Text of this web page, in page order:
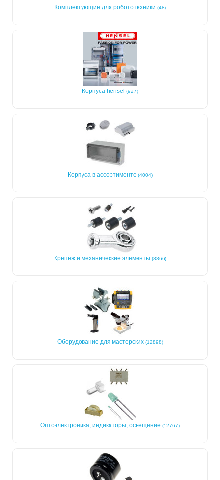
Комплектующие для робототехники (48)
Корпуса hensel (927)
Корпуса в ассортименте (4004)
Крепёж и механические элементы (8866)
Оборудование для мастерских (12898)
Оптоэлектроника, индикаторы, освещение (12767)